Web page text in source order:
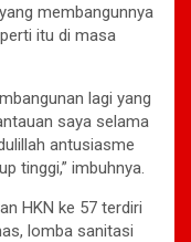
membangunnya
itu di masa
lagi yang
saya selama
antusiasme
tinggi,” imbuhnya.
HKN ke 57 terdiri
lomba sanitasi